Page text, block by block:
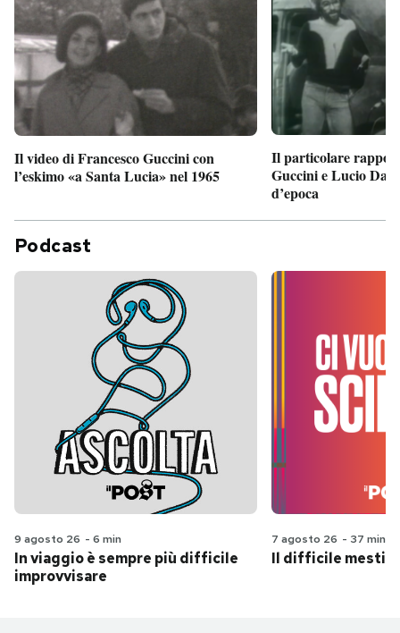
Il video di Francesco Guccini con
l’eskimo «a Santa Lucia» nel 1965
Il particolare
Guccini e Lucio
d’epoca
Podcast
9 agosto 26 - 6 min
In viaggio è sempre più difficile
improvvisare
7 agosto 26 - 37 min
Il difficile